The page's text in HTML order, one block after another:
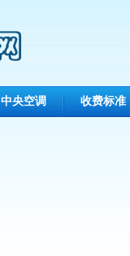
中央空调 收费标准